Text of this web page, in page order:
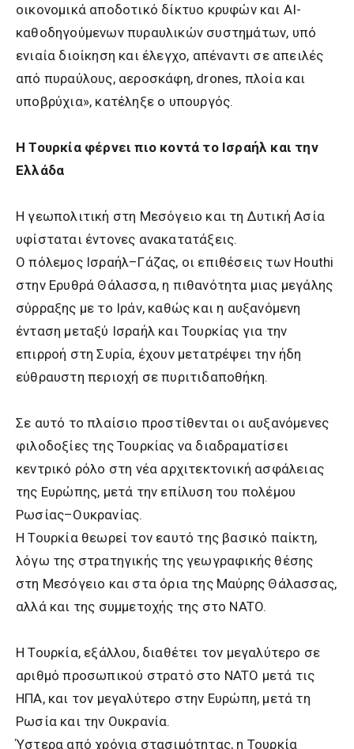
οικονομικά αποδοτικό δίκτυο κρυφών και AI-
καθοδηγούμενων πυραυλικών συστημάτων, υπό
ενιαία διοίκηση και έλεγχο, απέναντι σε απειλές
από πυραύλους, αεροσκάφη, drones, πλοία και
υποβρύχια», κατέληξε ο υπουργός.
Η Τουρκία φέρνει πιο κοντά το Ισραήλ και την
Ελλάδα
Η γεωπολιτική στη Μεσόγειο και τη Δυτική Ασία
υφίσταται έντονες ανακατατάξεις.
Ο πόλεμος Ισραήλ–Γάζας, οι επιθέσεις των Houthi
στην Ερυθρά Θάλασσα, η πιθανότητα μιας μεγάλης
σύρραξης με το Ιράν, καθώς και η αυξανόμενη
ένταση μεταξύ Ισραήλ και Τουρκίας για την
επιρροή στη Συρία, έχουν μετατρέψει την ήδη
εύθραυστη περιοχή σε πυριτιδαποθήκη.
Σε αυτό το πλαίσιο προστίθενται οι αυξανόμενες
φιλοδοξίες της Τουρκίας να διαδραματίσει
κεντρικό ρόλο στη νέα αρχιτεκτονική ασφάλειας
της Ευρώπης, μετά την επίλυση του πολέμου
Ρωσίας–Ουκρανίας.
Η Τουρκία θεωρεί τον εαυτό της βασικό παίκτη,
λόγω της στρατηγικής της γεωγραφικής θέσης
στη Μεσόγειο και στα όρια της Μαύρης Θάλασσας,
αλλά και της συμμετοχής της στο NATO.
Η Τουρκία, εξάλλου, διαθέτει τον μεγαλύτερο σε
αριθμό προσωπικού στρατό στο NATO μετά τις
ΗΠΑ, και τον μεγαλύτερο στην Ευρώπη, μετά τη
Ρωσία και την Ουκρανία.
Ύστερα από χρόνια στασιμότητας, η Τουρκία